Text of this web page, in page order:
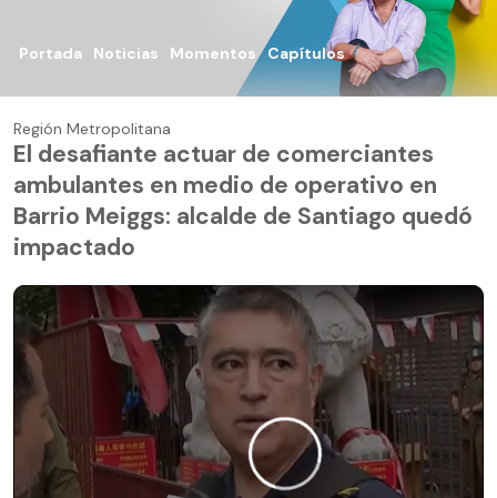
Portada Noticias Momentos Capítulos
Región Metropolitana
El desafiante actuar de comerciantes
ambulantes en medio de operativo en
Barrio Meiggs: alcalde de Santiago quedó
impactado